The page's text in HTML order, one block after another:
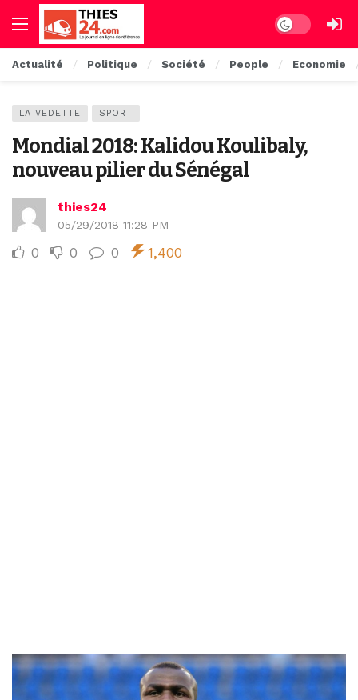
Dark mode
Actualité Politique Société People Economie
LA VEDETTE SPORT
Mondial 2018: Kalidou Koulibaly,
nouveau pilier du Sénégal
thies24
05/29/2018 11:28 PM
0 0 0 1,400